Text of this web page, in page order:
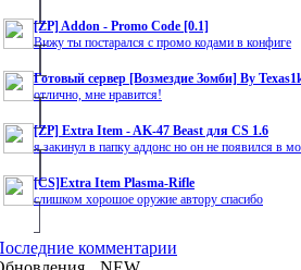
[ZP] Addon - Promo Code [0.1]
Вижу ты постарался с промо кодами в конфиге
Готовый сервер [Возмездие Зомби] By
отлично, мне нравится!
[ZP] Extra Item - AK-47 Beast для CS 1.6
я закинул в папку аддонс но он не появился в
[CS]Extra Item Plasma-Rifle
слишком хорошое оружие автору спасибо
комментарии